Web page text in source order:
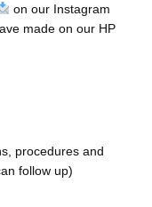
on our Instagram
made on our HP
procedures and
follow up)